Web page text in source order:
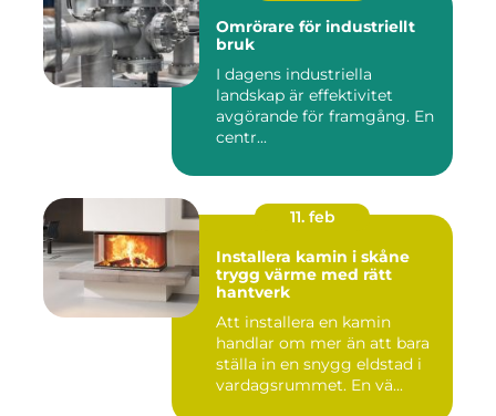
Omrörare för industriellt
bruk
I dagens industriella
landskap är effektivitet
avgörande för framgång. En
centr...
11. feb
Installera kamin i skåne
trygg värme med rätt
hantverk
Att installera en kamin
handlar om mer än att bara
ställa in en snygg eldstad i
vardagsrummet. En vä...